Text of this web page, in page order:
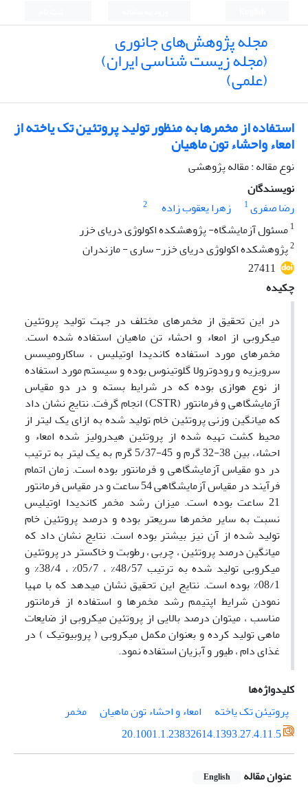
مجله پژوهش‌های جانوری
(مجله زیست شناسی ایران)
(علمی)
استفاده از مخمرها به منظور تولید پروتئین تک یاخته از
امعاء واحشاء تون ماهیان
نوع مقاله : مقاله پژوهشی
نویسندگان
رضا صفری1 زهرا یعقوب زاده
2
1مسئول آزمایشگاه- پژوهشکده اکولوژی دریای خزر
2پژوهشکده اکولوژی دریای خزر- ساری - مازندران
27411
چکیده
در این تحقیق از مخمرهای مختلف در جهت تولید پروتئین
میکروبی از امعاء و احشاء تن ماهیان استفاده شده است.
مخمرهای مورد استفاده کاندیدا اوتیلیس ، ساکارومیسس
سرویزیه و رودوترولا گلوتینوس بوده و سیستم مورد استفاده
از نوع هوازی بوده که در شرایط بسته و در دو مقیاس
آزمایشگاهی و فرمانتور (CSTR) انجام گرفت. نتایج نشان داد
که میانگین وزنی پروتئین خام تولید شده به ازای یک لیتر از
محیط کشت تهیه شده از پروتئین هیدرولیز شده امعاء و
احشاء، بین 38-32 گرم و 45-5/37 گرم به یک لیتر به ترتیب
در دو مقیاس آزمایشگاهی و فرمانتور بوده است. زمان اتمام
فرآیند در مقیاس آزمایشگاهی 54 ساعت و در مقیاس فرمانتور
21 ساعت بوده است. میزان رشد مخمر کاندیدا اوتیلیس
نسبت به سایر مخمرها سریعتر بوده و درصد پروتئین خام
تولید شده از آن نیز بیشتر بوده است. نتایج نشان داد که
میانگین درصد پروتئین ، چربی ، رطوبت و خاکستر در پروتئین
میکروبی تولید شده به ترتیب 48/57% ، 05/7% ، 38/4% و
08/1% بوده است. نتایج این تحقیق نشان میدهد که با مهیا
نمودن شرایط اپتیمم رشد مخمرها و استفاده از فرمانتور
مناسب ، میتوان درصد بالایی از پروتئین میکروبی از ضایعات
ماهی تولید کرده و بعنوان مکمل میکروبی ( پروبیوتیک ) در
غذای دام ، طیور و آبزیان استفاده نمود.
کلیدواژه‌ها
پروتیئن تک یاخته
امعاء و احشاء تون ماهیان
مخمر
20.1001.1.23832614.1393.27.4.11.5
عنوان مقاله English